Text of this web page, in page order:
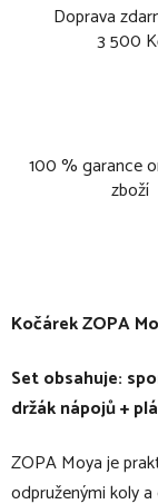
Doprava
3 500
100 % garance
zboží
Kočárek ZOPA
Set obsahuje:
držák nápojů +
ZOPA Moya je
odpruženými koly